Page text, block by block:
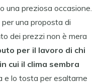
una preziosa occasione.
una proposta di
dei prezzi non è mera
per il lavoro di chi
cui il clima sembra
e lo tosta per esaltarne